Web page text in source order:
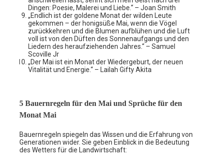
Dingen: Poesie, Malerei und Liebe.“ – Joan Smith
„Endlich ist der goldene Monat der wilden Leute
gekommen – der honigsüße Mai, wenn die Vögel
zurückkehren und die Blumen aufblühen und die Luft
voll ist von den Düften des Sonnenaufgangs und den
Liedern des heraufziehenden Jahres.“ – Samuel
Scoville Jr
„Der Mai ist ein Monat der Wiedergeburt, der neuen
Vitalität und Energie.“ – Lailah Gifty Akita
5 Bauernregeln für den Mai und Sprüche für den
Monat Mai
Bauernregeln spiegeln das Wissen und die Erfahrung von
Generationen wider. Sie geben Einblick in die Bedeutung
des Wetters für die Landwirtschaft: